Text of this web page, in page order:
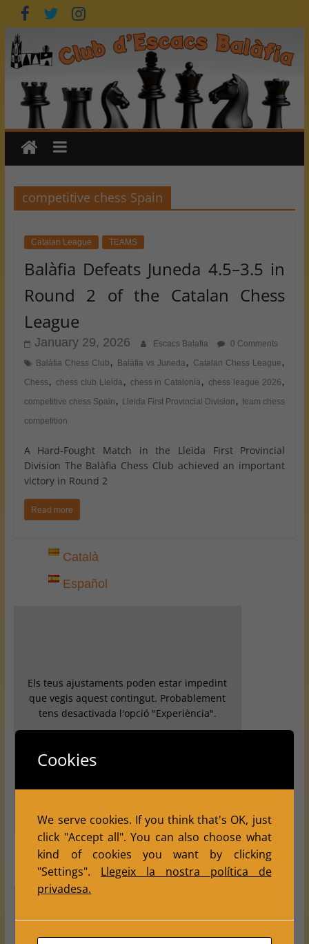
Skip
to
content
competitive chess Spain
Catalan League TEAMS
Balàfia Defeats Juneda 4.5–3.5 in
Round 2 of the Catalan Chess
League
January 29, 2026 Escacs Balafia
0 Comments
Balàfia Chess Club, Balàfia vs Juneda, Catalan Chess League,
Chess, chess club Lleida, chess in Catalonia, chess league 2026,
competitive chess Spain, Lleida First Provincial Division,team chess
competition
A Hard-Fought Match in the Lleida First Provincial
Division The Balàfia Chess Club achieved an important
victory in Round 2
Read more
Català
Español
Els teus ajustaments poden estar impedint
que vegis aquest contingut. Probablement
tens desactivada l'opció "Experiència".
Cookies
We serve cookies. If you think that's OK, just
click "Accept all". You can also choose what
kind of cookies you want by clicking
"Settings". Llegeix la nostra política de
privadesa.